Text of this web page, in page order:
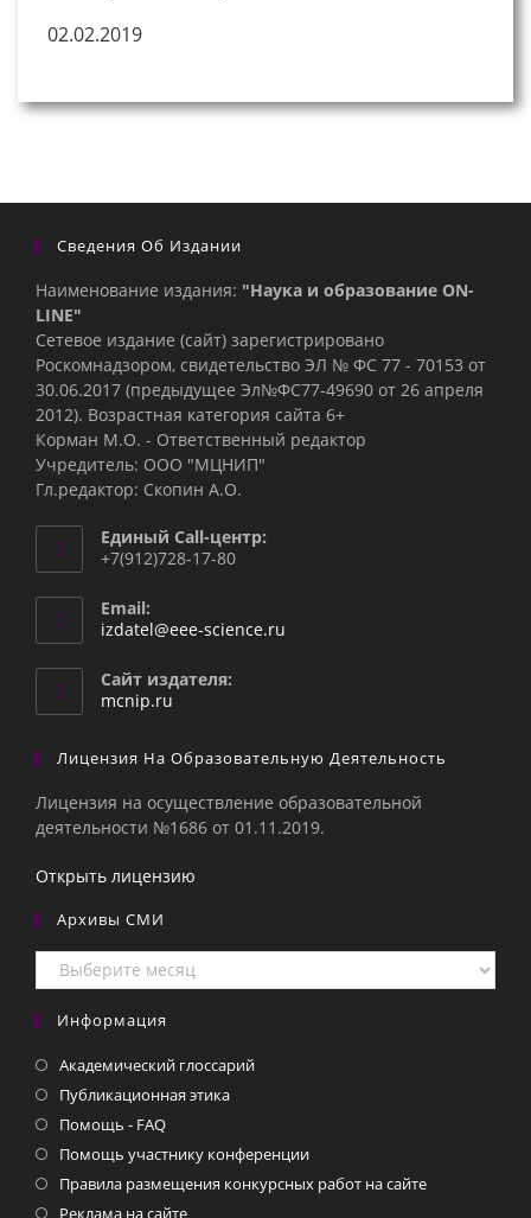
02.02.2019
Сведения Об Издании
Наименование издания: "Наука и образование ON-
LINE"
Сетевое издание (сайт) зарегистрировано
Роскомнадзором, свидетельство ЭЛ № ФС 77 - 70153 от
30.06.2017 (предыдущее Эл№ФC77-49690 от 26 апреля
2012). Возрастная категория сайта 6+
Корман М.О. - Ответственный редактор
Учредитель: ООО "МЦНИП"
Гл.редактор: Скопин А.О.
Единый Call-центр:
+7(912)728-17-80
Email:
izdatel@eee-science.ru
Сайт издателя:
mcnip.ru
Лицензия На Образовательную Деятельность
Лицензия на осуществление образовательной
деятельности №1686 от 01.11.2019.
Открыть лицензию
Архивы СМИ
Архивы
СМИ
Информация
Академический глоссарий
Публикационная этика
Помощь - FAQ
Помощь участнику конференции
Правила размещения конкурсных работ на сайте
Реклама на сайте